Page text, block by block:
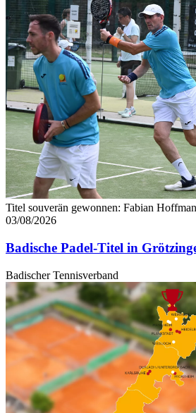
Titel souverän gewonnen: Fabian
03/08/2026
Badische Padel-Titel in
Badischer Tennisverband